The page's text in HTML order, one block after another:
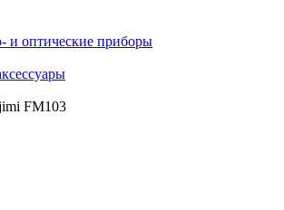
и оптические приборы
FM103